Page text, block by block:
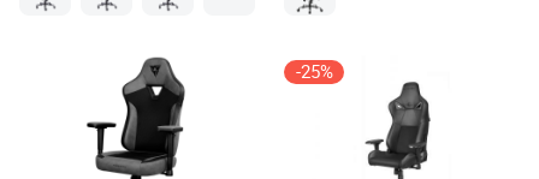
-25%